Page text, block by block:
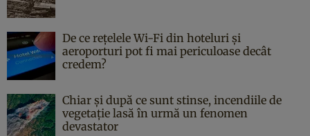
De ce rețelele Wi-Fi din hoteluri și
aeroporturi pot fi mai periculoase decât
credem?
Chiar și după ce sunt stinse, incendiile de
vegetație lasă în urmă un fenomen
devastator